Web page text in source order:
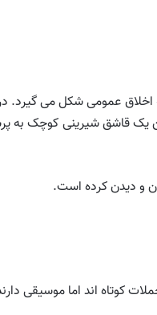
اخلاق عمومی شکل می گیرد.
یک قاشق شیرینی کوچک به
و دیدن کرده است.
کوتاه اند اما موسیقی